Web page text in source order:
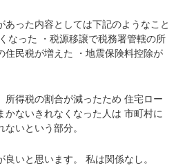
あった内容としては下記のようなこと
なった ・税源移譲で税務署管轄の所
住民税が増えた ・地震保険料控除が
所得税の割合が減ったため 住宅ロー
かないきれなくなった人は 市町村に
いという部分。
いと思います。 私は関係なし。